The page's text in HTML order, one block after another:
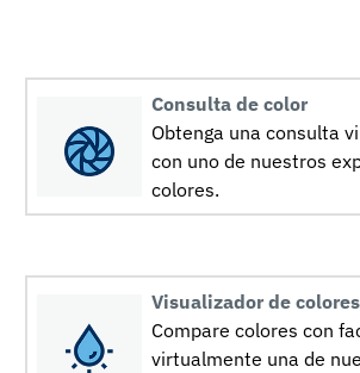
Consulta de color
Obtenga una consulta
con uno de nuestros
colores.
Visualizador de
Compare colores con
virtualmente una de